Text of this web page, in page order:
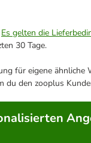
Es gelten die
30 Tage.
für eigene
den zooplus